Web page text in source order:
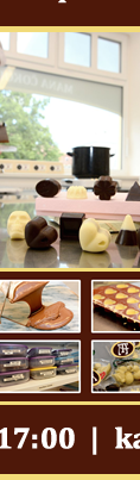
klášterem
náměstí v
u pramene v
Garrigue Masaryka
rezidenci v
Hloucha na